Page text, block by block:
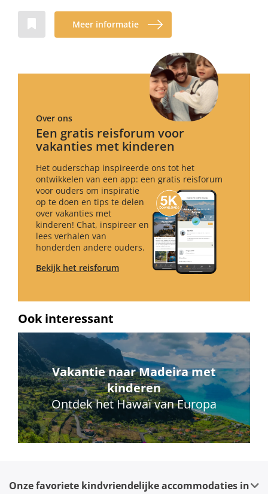
Meer informatie
Over ons
Een gratis reisforum voor
vakanties met kinderen
Het ouderschap inspireerde ons tot het
ontwikkelen van een app: een gratis reisforum
voor ouders om inspiratie
op te doen en tips te delen
over vakanties met
kinderen! Chat, inspireer en
lees verhalen van
honderden andere ouders.
Bekijk het reisforum
Ook interessant
Vakantie naar Madeira met
kinderen
Ontdek het Hawaï van Europa
Onze favoriete kindvriendelijke accommodaties in